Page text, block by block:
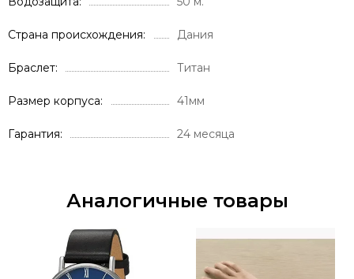
Страна происхождения Дания
Браслет Титан
Размер корпуса 41мм
Гарантия 24 месяца
Аналогичные товары